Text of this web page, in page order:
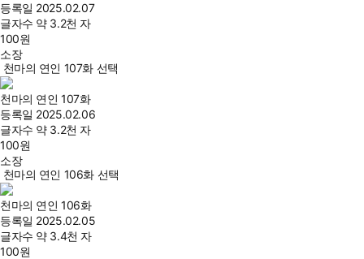
등록일 2025.02.07
글자수 약 3.2천 자
100원
소장
천마의 연인 107화 선택
천마의 연인 107화
등록일 2025.02.06
글자수 약 3.2천 자
100원
소장
천마의 연인 106화 선택
천마의 연인 106화
등록일 2025.02.05
글자수 약 3.4천 자
100원